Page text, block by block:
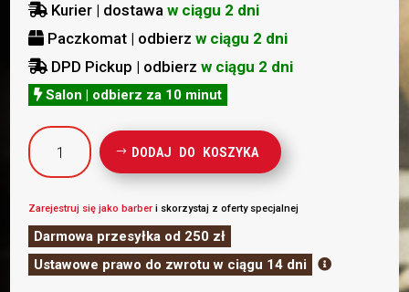
 Kurier | dostawaw ciągu 2 dni
 Paczkomat | odbierzw ciągu 2 dni
 DPD Pickup | odbierzw ciągu 2 dni
Salon | odbierz za 10 minut
ilość
Hey
Krem
do
golenia
DODAJ DO KOSZYKA
Zarejestruj się jako barber i skorzystaj z oferty specjalnej
Darmowa przesyłka od 250 zł
Ustawowe prawo do zwrotu w ciągu 14 dni
